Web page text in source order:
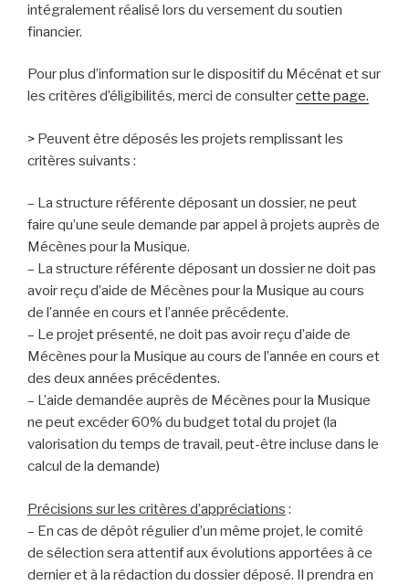
intégralement réalisé lors du versement du soutien
financier.
Pour plus d’information sur le dispositif du Mécénat et sur
les critères d’éligibilités, merci de consultercette page.
> Peuvent être déposés les projets remplissant les
critères suivants :
– La structure référente déposant un dossier, ne peut
faire qu’une seule demande par appel à projets auprès de
Mécènes pour la Musique.
– La structure référente déposant un dossier ne doit pas
avoir reçu d’aide de Mécènes pour la Musique au cours
de l’année en cours et l’année précédente.
– Le projet présenté, ne doit pas avoir reçu d’aide de
Mécènes pour la Musique au cours de l’année en cours et
des deux années précédentes.
– L’aide demandée auprès de Mécènes pour la Musique
ne peut excéder 60% du budget total du projet (la
valorisation du temps de travail, peut-être incluse dans le
calcul de la demande)
Précisions sur les critères d’appréciations :
– En cas de dépôt régulier d’un même projet, le comité
de sélection sera attentif aux évolutions apportées à ce
dernier et à la rédaction du dossier déposé. Il prendra en